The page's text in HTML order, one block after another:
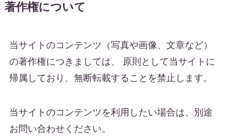
著作権について
当サイトのコンテンツ（写真や画像、文章など）
の著作権につきましては、 原則として当サイトに
帰属しており、無断転載することを禁止します。
当サイトのコンテンツを利用したい場合は、別途
お問い合わせください。